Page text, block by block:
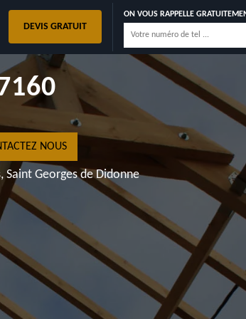
DEVIS GRATUIT
ON VOUS RAPPELLE
LES
NOUS
Saint Georges de Didonne